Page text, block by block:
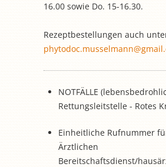
16.00 sowie Do. 15-16.30.
Rezeptbestellungen auch
NOTFÄLLE
Rettungsleitstelle - Rotes
Einheitliche Rufnummer
Ärztlichen
Bereitschaftsdienst/